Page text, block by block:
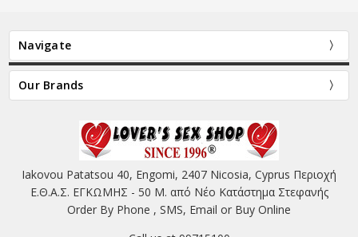
Navigate
Our Brands
Iakovou Patatsou 40, Engomi, 2407 Nicosia, Cyprus Περιοχή
Ε.Θ.Α.Σ. ΕΓΚΩΜΗΣ - 50 Μ. από Νέο Κατάστημα Στεφανής
Order By Phone , SMS, Email or Buy Online